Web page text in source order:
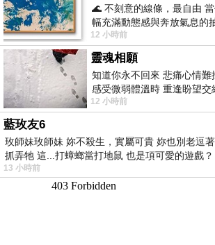
🌊 不刻意的線條，最自由
幅充滿動態感與奔放氣息的
藍色顏料在白色畫布上揮灑
12 小時前
靈魂相願
知道你永不回來 悲痛心情難
感受微弱體溫時 重逢盼望
此刻忍淚說別離 他日靈魂再
12 小時前
藍玫友6
玫師妹玫師妹 妳不殺生，實屬可貴 妳也別老逗
抓弄牠 這...打蟑螂當打地鼠 也是項可愛的遊戲
13 小時前